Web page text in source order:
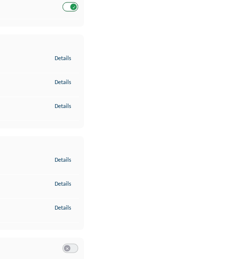
Details
Details
Details
Details
Details
Details